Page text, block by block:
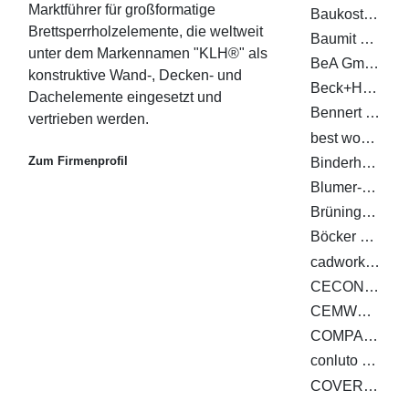
Marktführer für großformatige
Brettsperrholzelemente, die weltweit
unter dem Markennamen "KLH®" als
konstruktive Wand-, Decken- und
Dachelemente eingesetzt und
vertrieben werden.
Zum Firmenprofil
Baukosteninformationszentrum Deutscher Architektenkammern GmbH
Baumit GmbH
BeA GmbH
Beck+Heun GmbH
Bennert GmbH
best wood SCHNEIDER GmbH
Binderholz GmbH
Blumer-Lehmann AG
Brüninghoff Holz GmbH & Co. KG
Böcker Maschinenwerke GmbH
cadwork informatik AG
CECON Buildings GmbH
CEMWOOD GmbH
COMPACFOAM GmbH
conluto Vielfalt aus Lehm
COVERiT Flachdachabdichtungstechnik GmbH